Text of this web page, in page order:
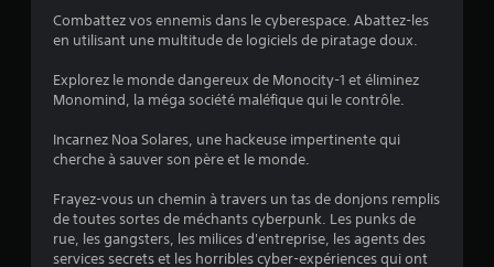
5
(
7
Combattez vos ennemis dans le cyberespace. Abattez-les
en utilisant une multitude de logiciels de piratage doux.
Explorez le monde dangereux de Monocity-1 et éliminez
Monomind, la méga société maléfique qui le contrôle.
Incarnez Noa Solares, une hackeuse impertinente qui
cherche à sauver son père et le monde.
Frayez-vous un chemin à travers un tas de donjons remplis
de toutes sortes de méchants cyberpunk. Les punks de
rue, les gangsters, les milices d'entreprise, les agents des
services secrets et les horribles cyber-expériences qui ont